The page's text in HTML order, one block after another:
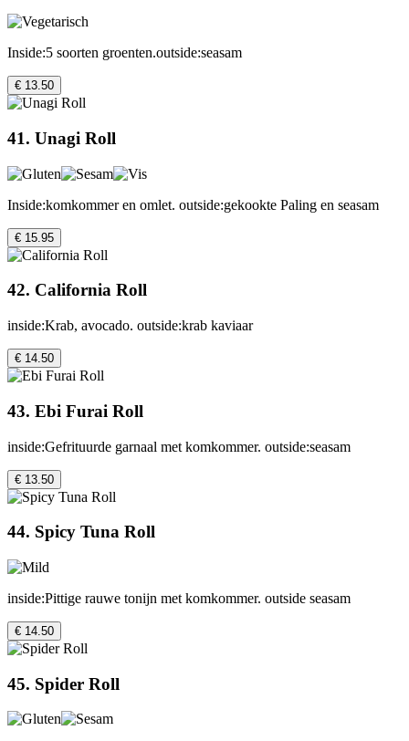
Inside:5 soorten groenten.outside:seasam
€ 13.50
41. Unagi Roll
Inside:komkommer en omlet. outside:gekookte Paling en seasam
€ 15.95
42. California Roll
inside:Krab, avocado. outside:krab kaviaar
€ 14.50
43. Ebi Furai Roll
inside:Gefrituurde garnaal met komkommer. outside:seasam
€ 13.50
44. Spicy Tuna Roll
inside:Pittige rauwe tonijn met komkommer. outside seasam
€ 14.50
45. Spider Roll